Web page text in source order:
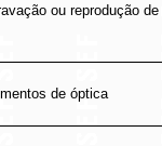
ou reprodução
de óptica